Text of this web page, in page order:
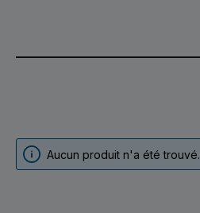
Aucun produit n'a été trouvé.